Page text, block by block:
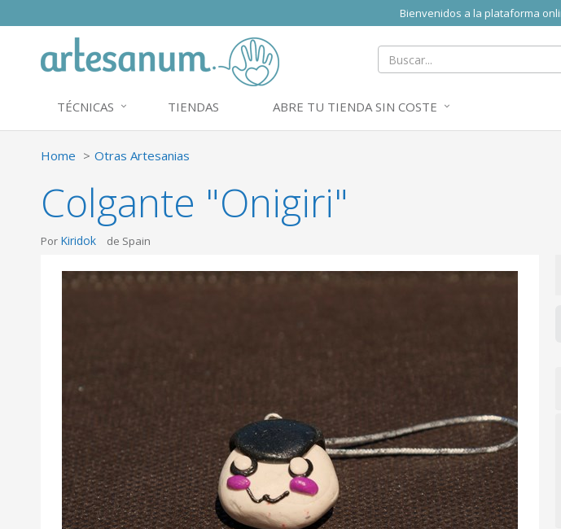
Bienvenidos a la plataforma
TÉCNICAS TIENDAS ABRE TU TIENDA SIN COSTE
Home Otras Artesanias
Colgante "Onigiri"
Por Kiridok de Spain